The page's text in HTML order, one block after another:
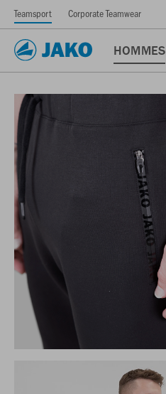
Teamsport Corporate Teamwear
HOMMES